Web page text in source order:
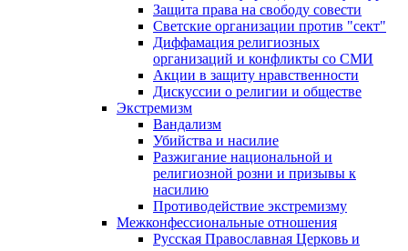
Защита права на свободу совести
Светские организации против "сект"
Диффамация религиозных
организаций и конфликты со СМИ
Акции в защиту нравственности
Дискуссии о религии и обществе
Экстремизм
Вандализм
Убийства и насилие
Разжигание национальной и
религиозной розни и призывы к
насилию
Противодействие экстремизму
Межконфессиональные отношения
Русская Православная Церковь и